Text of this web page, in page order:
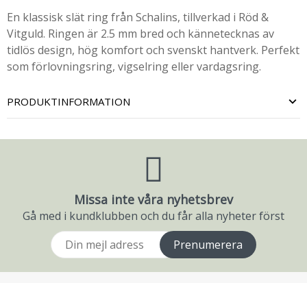
En klassisk slät ring från Schalins, tillverkad i Röd &
Vitguld. Ringen är 2.5 mm bred och kännetecknas av
tidlös design, hög komfort och svenskt hantverk. Perfekt
som förlovningsring, vigselring eller vardagsring.
PRODUKTINFORMATION
Missa inte våra nyhetsbrev
Gå med i kundklubben och du får alla nyheter först
Prenumerera